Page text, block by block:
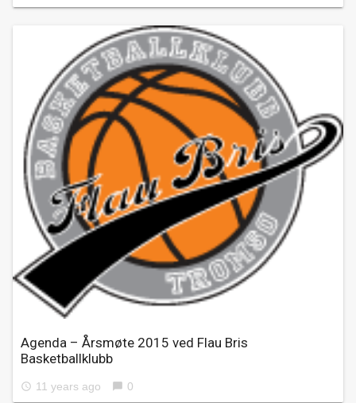
Agenda – Årsmøte 2015 ved Flau Bris
Basketballklubb
access_time 11 years ago chat_bubble 0